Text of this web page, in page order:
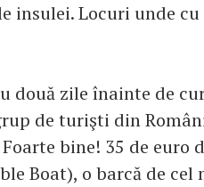
insulei. Locuri unde
două zile înainte de
de turişti din
bine! 35 de euro
Boat), o barcă de cel